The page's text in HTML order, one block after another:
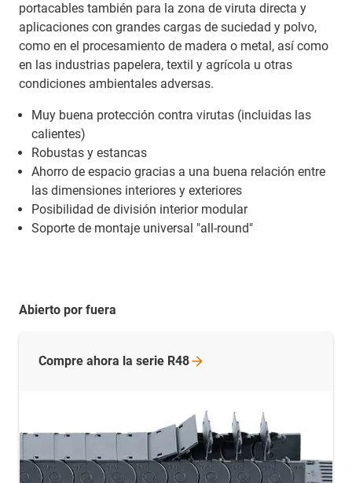
portacables también para la zona de viruta directa y
aplicaciones con grandes cargas de suciedad y polvo,
como en el procesamiento de madera o metal, así como
en las industrias papelera, textil y agrícola u otras
condiciones ambientales adversas.
Muy buena protección contra virutas (incluidas las
calientes)
Robustas y estancas
Ahorro de espacio gracias a una buena relación entre
las dimensiones interiores y exteriores
Posibilidad de división interior modular
Soporte de montaje universal "all-round"
Abierto por fuera
Compre ahora la serie R48